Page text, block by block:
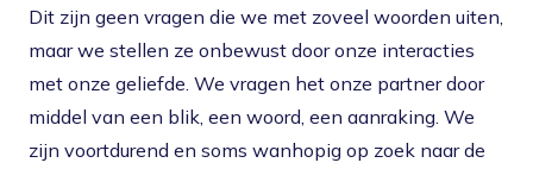
Dit zijn geen vragen die we met zoveel woorden uiten,
maar we stellen ze onbewust door onze interacties
met onze geliefde. We vragen het onze partner door
middel van een blik, een woord, een aanraking. We
zijn voortdurend en soms wanhopig op zoek naar de